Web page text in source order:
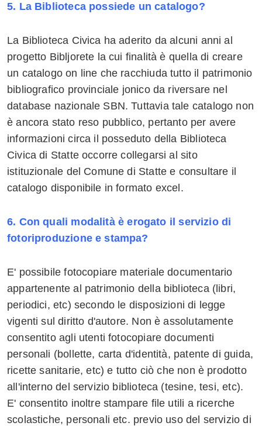
5. La Biblioteca possiede un catalogo?
La Biblioteca Civica ha aderito da alcuni anni al
progetto Bibljorete la cui finalità è quella di creare
un catalogo on line che racchiuda tutto il patrimonio
bibliografico provinciale jonico da riversare nel
database nazionale SBN. Tuttavia tale catalogo non
è ancora stato reso pubblico, pertanto per avere
informazioni circa il posseduto della Biblioteca
Civica di Statte occorre collegarsi al sito
istituzionale del Comune di Statte e consultare il
catalogo disponibile in formato excel.
6. Con quali modalità è erogato il servizio di
fotoriproduzione e stampa?
E' possibile fotocopiare materiale documentario
appartenente al patrimonio della biblioteca (libri,
periodici, etc) secondo le disposizioni di legge
vigenti sul diritto d'autore. Non è assolutamente
consentito agli utenti fotocopiare documenti
personali (bollette, carta d'identità, patente di guida,
ricette sanitarie, etc) e tutto ciò che non è prodotto
all'interno del servizio biblioteca (tesine, tesi, etc).
E' consentito inoltre stampare file utili a ricerche
scolastiche, personali etc. previo uso del servizio di